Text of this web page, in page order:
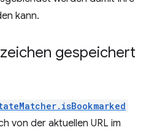
kann.
gespeichert
von der aktuellen URL im